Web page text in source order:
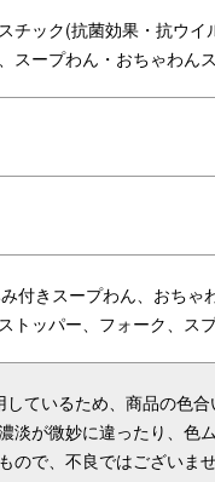
両取っ手があるので、お子
持って飲めるコップです
チック(抗菌効果・抗ウイ
スープわん・おちゃわん
付きスープわん、おちゃ
トッパー、フォーク、ス
ているため、商品の色
淡が微妙に違ったり、色
ので、不良ではございま